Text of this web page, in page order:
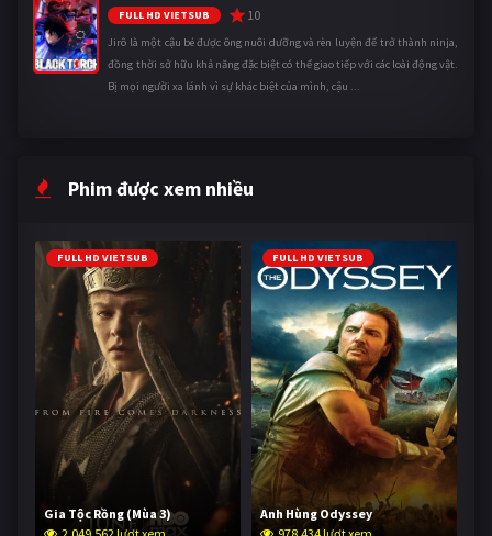
FULL HD VIETSUB 10
Jirô là một cậu bé được ông nuôi dưỡng và rèn luyện để trở thành ninja,
đồng thời sở hữu khả năng đặc biệt có thể giao tiếp với các loài động vật.
Bị mọi người xa lánh vì sự khác biệt của mình, cậu ...
Phim được xem nhiều
FULL HD VIETSUB
Gia Tộc Rồng (Mùa 3)
FULL HD VIETSUB
Anh Hùng Odyssey